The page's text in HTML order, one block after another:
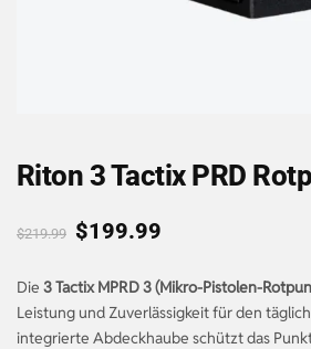
Riton 3 Tactix PRD
$219.99 $199.99
Die 3 Tactix MPRD 3 (Mikro-Pistolen-
Leistung und Zuverlässigkeit für den
integrierte Abdeckhaube schützt das